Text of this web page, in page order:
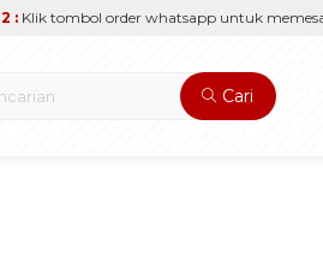
Klik tombol order whatsapp untuk memesan
Cari